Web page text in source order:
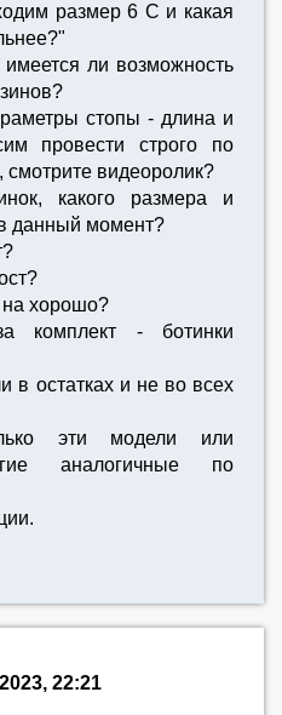
размер 6 С и какая
ли возможность
стопы - длина и
провести строго по
видеоролик?
какого размера и
данный момент?
хорошо?
комплект - ботинки
в остатках и не во всех
эти модели или
аналогичные по
22:21